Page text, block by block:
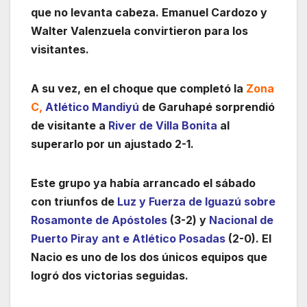
que no levanta cabeza. Emanuel Cardozo y
Walter Valenzuela convirtieron para los
visitantes.
A su vez, en el choque que completó la Zona
C, Atlético Mandiyú de Garuhapé sorprendió
de visitante a River de Villa Bonita al
superarlo por un ajustado 2-1.
Este grupo ya había arrancado el sábado
con triunfos de Luz y Fuerza de Iguazú sobre
Rosamonte de Apóstoles (3-2) y Nacional de
Puerto Piray ant e Atlético Posadas (2-0). El
Nacio es uno de los dos únicos equipos que
logró dos victorias seguidas.